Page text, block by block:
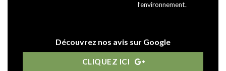
l’environnement.
Découvrez nos avis sur Google
CLIQUEZ ICI